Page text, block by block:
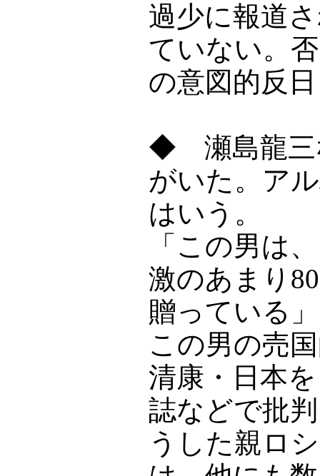
過少に報道
ていない。
の意図的反
◆ 瀬島龍三
がいた。ア
はいう。
「この男は
激のあまり
贈っている
この男の売
清康・日本
誌などで批
うした親ロ